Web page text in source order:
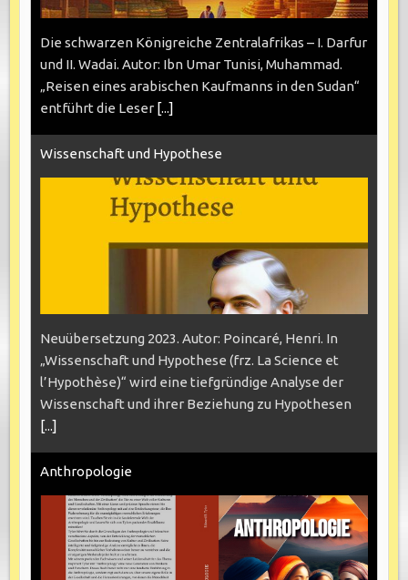
Die schwarzen Königreiche Zentralafrikas – I. Darfur
und II. Wadai. Autor: Ibn Umar Tunisi, Muhammad.
„Reisen eines arabischen Kaufmanns in den Sudan“
entführt die Leser [...]
Wissenschaft und Hypothese
Neuübersetzung 2023. Autor: Poincaré, Henri. In
„Wissenschaft und Hypothese (frz. La Science et
l’Hypothèse)“ wird eine tiefgründige Analyse der
Wissenschaft und ihrer Beziehung zu Hypothesen
[...]
Anthropologie